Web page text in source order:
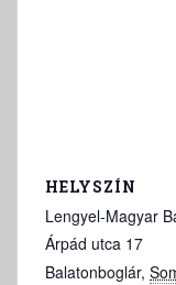
HELYSZÍN
Lengyel-Magyar
Árpád utca 17
Balatonboglár,